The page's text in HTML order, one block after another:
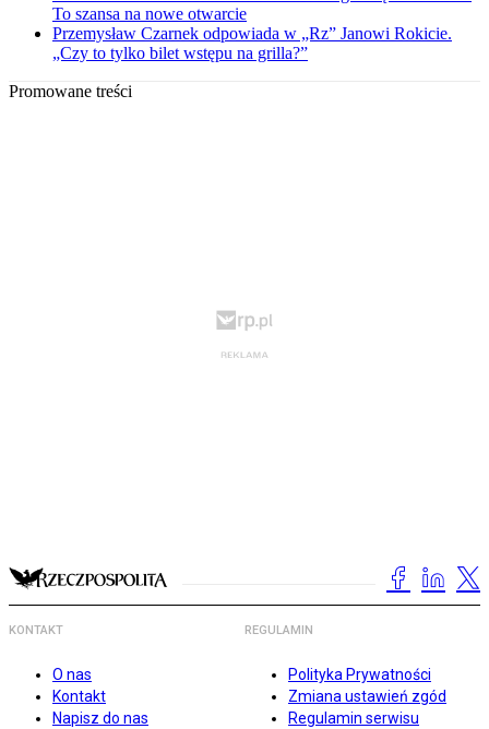
To szansa na nowe otwarcie
Przemysław Czarnek odpowiada w „Rz” Janowi Rokicie.
„Czy to tylko bilet wstępu na grilla?”
Promowane treści
KONTAKT
O nas
Kontakt
Napisz do nas
REGULAMIN
Polityka Prywatności
Zmiana ustawień zgód
Regulamin serwisu